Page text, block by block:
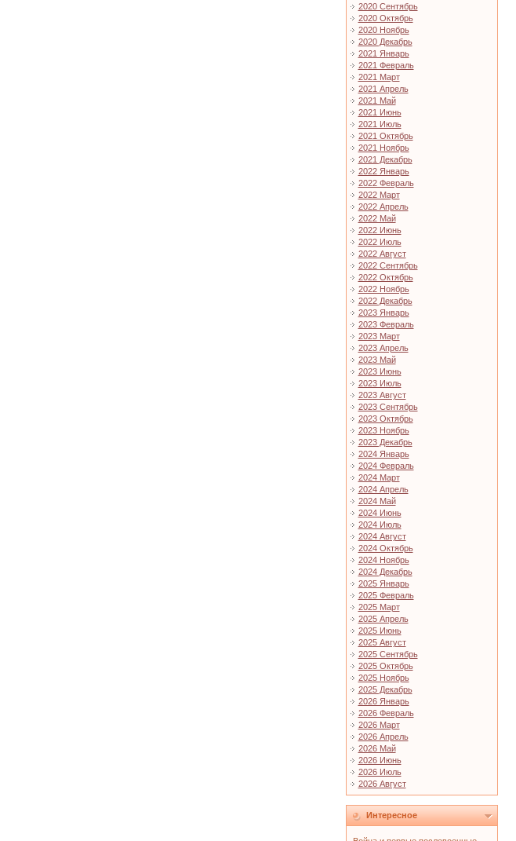
2020 Сентябрь
2020 Октябрь
2020 Ноябрь
2020 Декабрь
2021 Январь
2021 Февраль
2021 Март
2021 Апрель
2021 Май
2021 Июнь
2021 Июль
2021 Октябрь
2021 Ноябрь
2021 Декабрь
2022 Январь
2022 Февраль
2022 Март
2022 Апрель
2022 Май
2022 Июнь
2022 Июль
2022 Август
2022 Сентябрь
2022 Октябрь
2022 Ноябрь
2022 Декабрь
2023 Январь
2023 Февраль
2023 Март
2023 Апрель
2023 Май
2023 Июнь
2023 Июль
2023 Август
2023 Сентябрь
2023 Октябрь
2023 Ноябрь
2023 Декабрь
2024 Январь
2024 Февраль
2024 Март
2024 Апрель
2024 Май
2024 Июнь
2024 Июль
2024 Август
2024 Октябрь
2024 Ноябрь
2024 Декабрь
2025 Январь
2025 Февраль
2025 Март
2025 Апрель
2025 Июнь
2025 Август
2025 Сентябрь
2025 Октябрь
2025 Ноябрь
2025 Декабрь
2026 Январь
2026 Февраль
2026 Март
2026 Апрель
2026 Май
2026 Июнь
2026 Июль
2026 Август
Интересное